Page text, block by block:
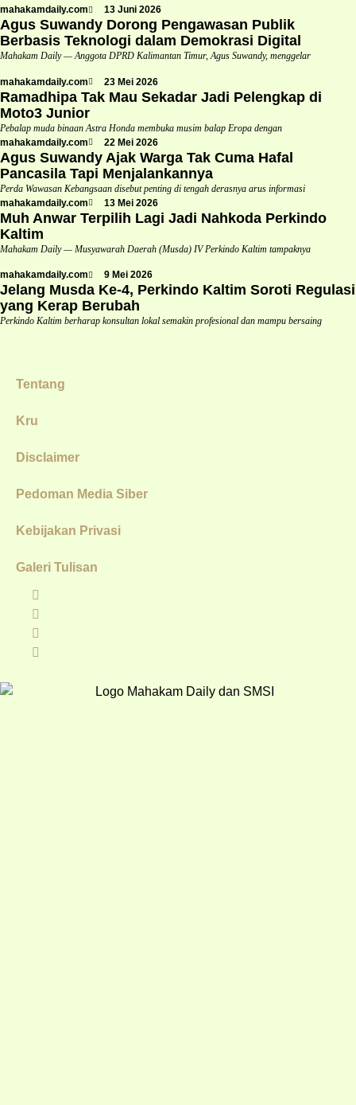
mahakamdaily.com 13 Juni 2026
Agus Suwandy Dorong Pengawasan Publik
Berbasis Teknologi dalam Demokrasi Digital
Mahakam Daily — Anggota DPRD Kalimantan Timur, Agus Suwandy, menggelar
mahakamdaily.com 23 Mei 2026
Ramadhipa Tak Mau Sekadar Jadi Pelengkap di
Moto3 Junior
Pebalap muda binaan Astra Honda membuka musim balap Eropa dengan
mahakamdaily.com
22 Mei 2026
Agus Suwandy Ajak Warga Tak Cuma Hafal
Pancasila Tapi Menjalankannya
Perda Wawasan Kebangsaan disebut penting di tengah derasnya arus informasi
mahakamdaily.com
13 Mei 2026
Muh Anwar Terpilih Lagi Jadi Nahkoda Perkindo
Kaltim
Mahakam Daily — Musyawarah Daerah (Musda) IV Perkindo Kaltim tampaknya
mahakamdaily.com 9 Mei 2026
Jelang Musda Ke-4, Perkindo Kaltim Soroti Regulasi
yang Kerap Berubah
Perkindo Kaltim berharap konsultan lokal semakin profesional dan mampu bersaing
Tentang
Kru
Disclaimer
Pedoman Media Siber
Kebijakan Privasi
Galeri Tulisan